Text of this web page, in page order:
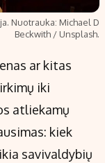
Nuotrauka: Michael D
Beckwith / Unsplash.
ar kitas
iki
atliekamų
kiek
savivaldybių